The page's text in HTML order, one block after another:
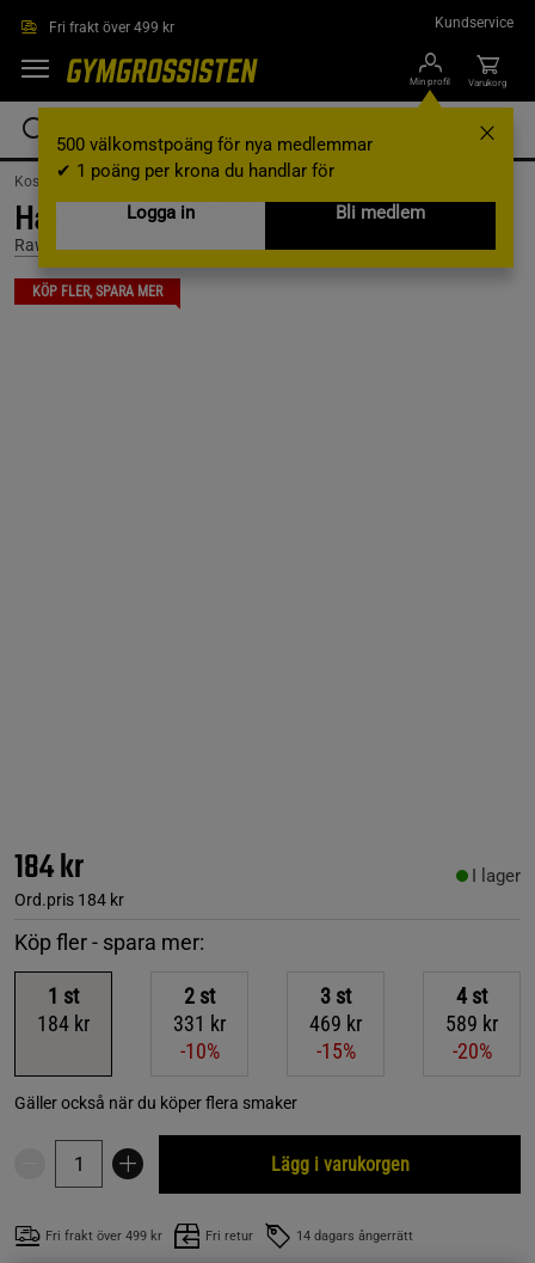
Fri frakt över 499 kr Kundservice
Min profil
500 välkomstpoäng för nya medlemmar
✔ 1 poäng per krona du handlar för
Logga in
Bli medlem
Varukorg
Kosttillskott /Livsmedel /Superfood
Havtornspulver EKO 125 g
Rawpowder
KÖP FLER, SPARA MER
184 kr
Ord.pris 184 kr
I lager
Köp fler - spara mer:
1 st
184 kr
2 st
331 kr
-10%
3 st
469 kr
-15%
4 st
589 kr
-20%
Gäller också när du köper flera smaker
Lägg i varukorgen
Fri frakt över 499 kr Fri retur 14 dagars ångerrätt